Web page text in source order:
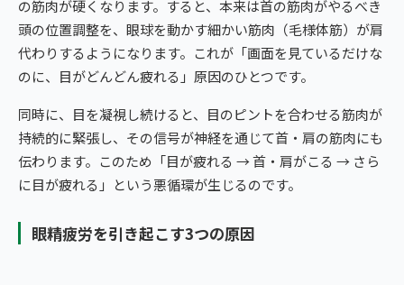
の筋肉が硬くなります。すると、本来は首の筋肉がやるべき
頭の位置調整を、眼球を動かす細かい筋肉（毛様体筋）が肩
代わりするようになります。これが「画面を見ているだけな
のに、目がどんどん疲れる」原因のひとつです。
同時に、目を凝視し続けると、目のピントを合わせる筋肉が
持続的に緊張し、その信号が神経を通じて首・肩の筋肉にも
伝わります。このため「目が疲れる → 首・肩がこる → さら
に目が疲れる」という悪循環が生じるのです。
眼精疲労を引き起こす3つの原因